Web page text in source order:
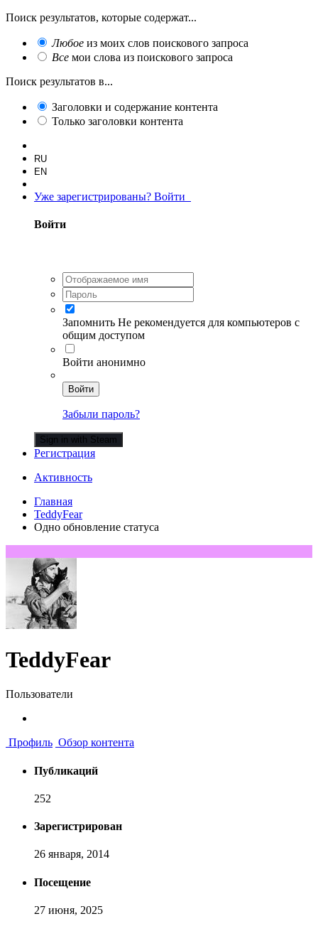
Поиск результатов, которые содержат...
Любое из моих слов поискового запроса
Все мои слова из поискового запроса
Поиск результатов в...
Заголовки и содержание контента
Только заголовки контента
RU
EN
Уже зарегистрированы? Войти
Войти
Запомнить Не рекомендуется для компьютеров с
общим доступом
Войти анонимно
Войти
Забыли пароль?
Sign in with Steam
Регистрация
Активность
Главная
TeddyFear
Одно обновление статуса
TeddyFear
Пользователи
Профиль Обзор контента
Публикаций
252
Зарегистрирован
26 января, 2014
Посещение
27 июня, 2025